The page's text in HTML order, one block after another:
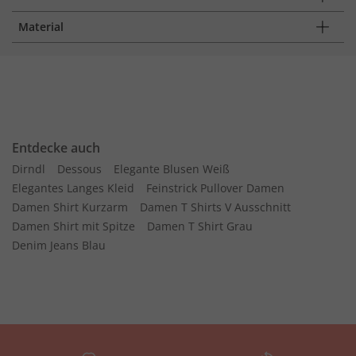
Material
Entdecke auch
Dirndl Dessous
Elegante Blusen Weiß
Elegantes Langes Kleid
Feinstrick Pullover Damen
Damen Shirt Kurzarm
Damen T Shirts V Ausschnitt
Damen Shirt mit Spitze
Damen T Shirt Grau
Denim Jeans Blau